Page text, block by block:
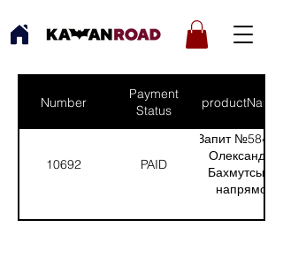
Number
Payment
Status
productNames
10692 PAID
Запит №584 від:
Олександр -
Бахмутський
напрямок
1)